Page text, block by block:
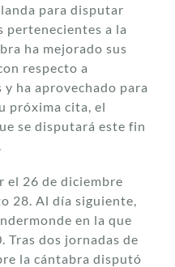
para disputar
pertenecientes a la
ha mejorado sus
respecto a
ha aprovechado para
próxima cita, el
se disputará este fin
el 26 de diciembre
28. Al día siguiente,
en la que
Tras dos jornadas de
la cántabra disputó